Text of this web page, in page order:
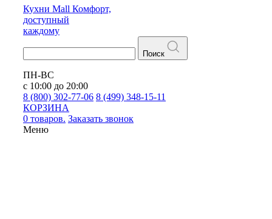
Кухни Mall Комфорт,
доступный
каждому
Поиск
ПН-ВС
с 10:00 до 20:00
8 (800) 302-77-06 8 (499) 348-15-11
КОРЗИНА
0 товаров. Заказать звонок
Меню